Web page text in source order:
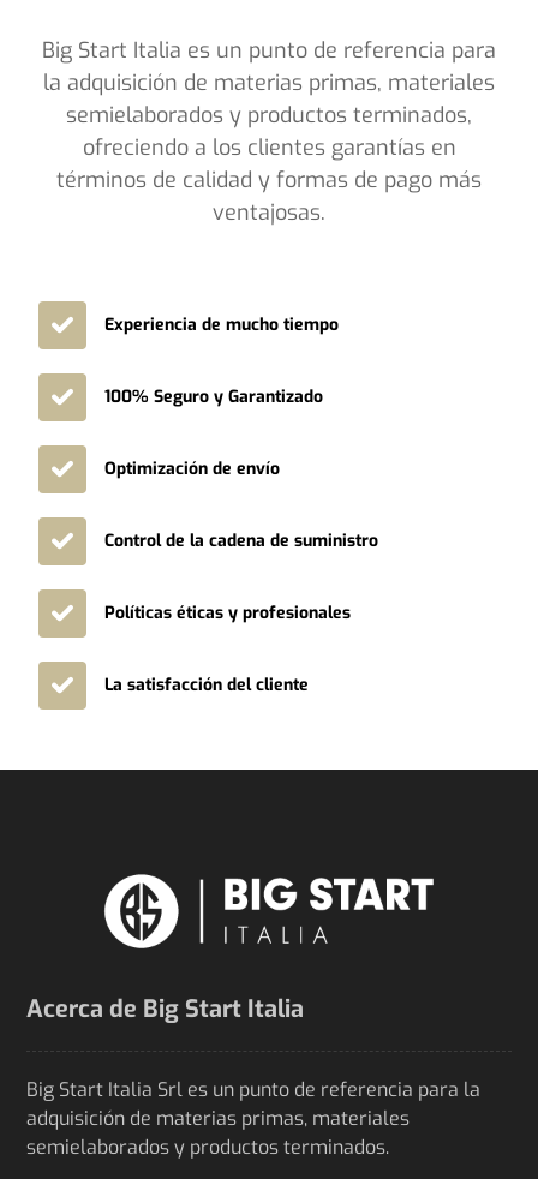
Big Start Italia es un punto de referencia para
la adquisición de materias primas, materiales
semielaborados y productos terminados,
ofreciendo a los clientes garantías en
términos de calidad y formas de pago más
ventajosas.
Experiencia de mucho tiempo
100% Seguro y Garantizado
Optimización de envío
Control de la cadena de suministro
Políticas éticas y profesionales
La satisfacción del cliente
Acerca de Big Start Italia
Big Start Italia Srl es un punto de referencia para la
adquisición de materias primas, materiales
semielaborados y productos terminados.